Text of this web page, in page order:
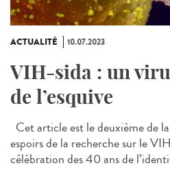
ACTUALITÉ 10.07.2023
VIH-sida : un
de l’esquive
Cet article est le deuxième de
espoirs de la recherche sur le
célébration des 40 ans de